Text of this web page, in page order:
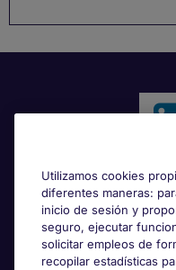
Información útil
Búsqueda de empleo
Utilizamos cookies
diferentes maneras:
inicio de sesión y
seguro, ejecutar
solicitar empleos de
recopilar estadísticas